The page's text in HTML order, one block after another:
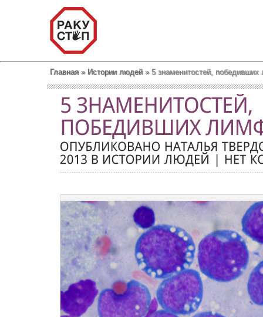
Главная » Истории людей »5 знаменитостей,